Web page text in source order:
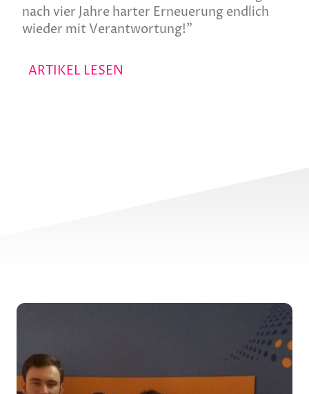
nach vier Jahre harter Erneuerung endlich
wieder mit Verantwortung!"
ARTIKEL LESEN